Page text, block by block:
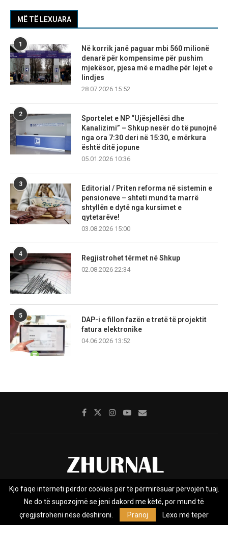
MË TË LEXUARA
1
Në korrik janë paguar mbi 560 milionë
denarë për kompensime për pushim
mjekësor, pjesa më e madhe për lejet e
lindjes
28.07.2026 15:52
2
Sportelet e NP “Ujësjellësi dhe
Kanalizimi” – Shkup nesër do të punojnë
nga ora 7:30 deri në 15:30, e mërkura
është ditë jopune
05.01.2026 10:36
3
Editorial / Priten reforma në sistemin e
pensioneve – shteti mund ta marrë
shtyllën e dytë nga kursimet e
qytetarëve!
03.08.2026 15:00
4
Regjistrohet tërmet në Shkup
02.08.2026 22:34
5
DAP-i e fillon fazën e tretë të projektit
fatura elektronike
04.06.2026 13:52
Rreth nesh Impresumi Marketing
Privacy Policy
Zhurnal.mk është Agjenci e Lajmeve e pavarur, e themeluar në vitin
Kjo faqe interneti përdor cookies për të përmirësuar përvojën tuaj.
Ne do të supozojmë se jeni dakord me këtë, por mund të
çregjistroheni nëse dëshironi.
Pranoj Lexo më tepër